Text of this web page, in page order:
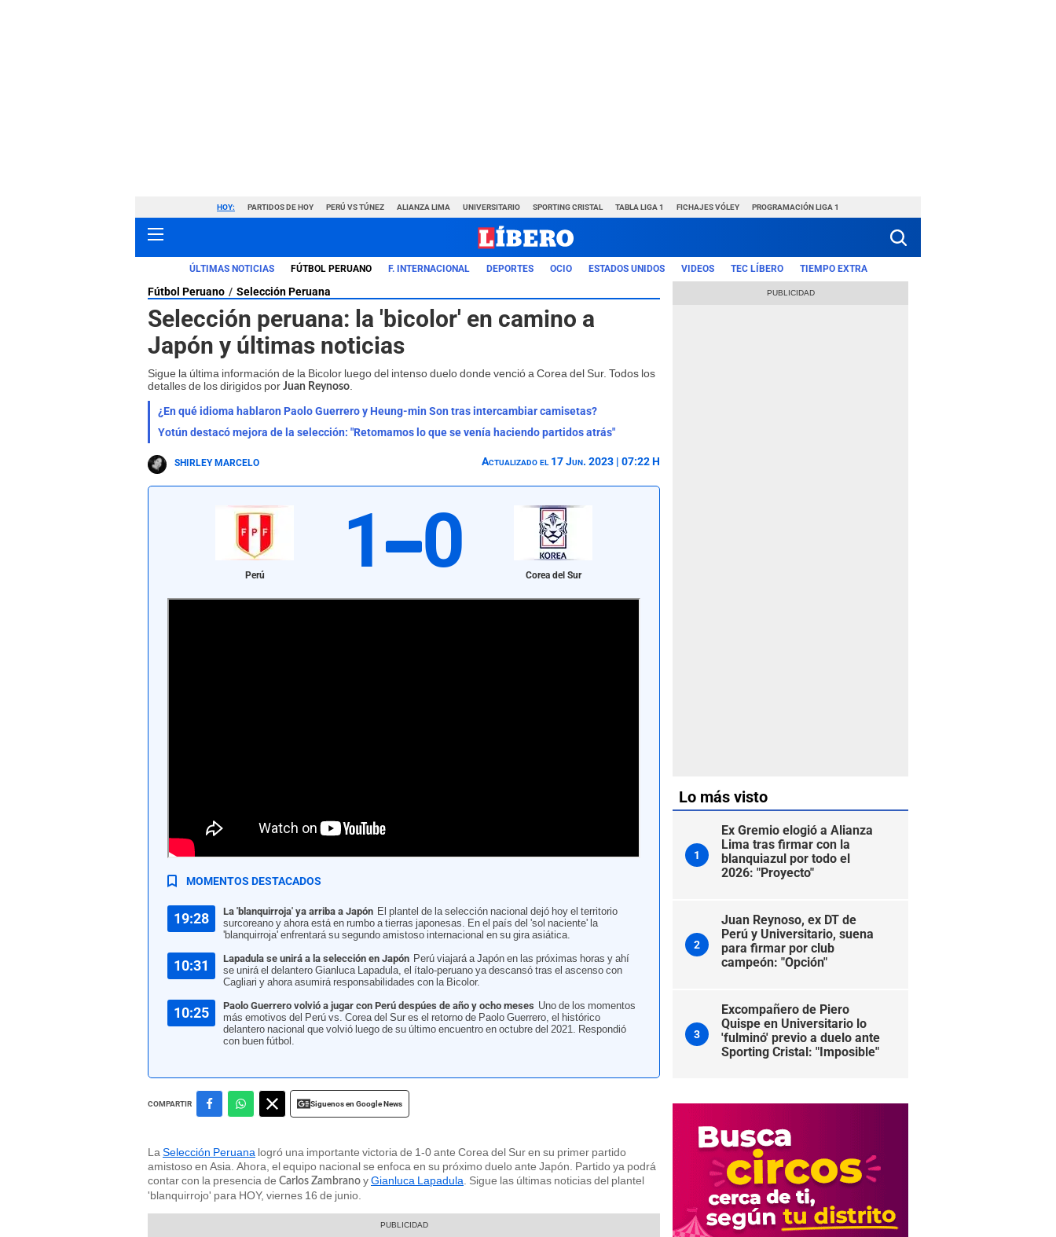
HOY: PARTIDOS DE HOY PERÚ VS TÚNEZ ALIANZA LIMA UNIVERSITARIO SPORTING CRISTAL TABLA LIGA 1 FICHAJES VÓLEY PROGRAMACIÓN LIGA 1
ÚLTIMAS NOTICIAS FÚTBOL PERUANO F. INTERNACIONAL DEPORTES OCIO ESTADOS UNIDOS VIDEOS TEC LÍBERO TIEMPO EXTRA
Fútbol Peruano Selección Peruana
Selección peruana: la 'bicolor' en camino a
Japón y últimas noticias
Sigue la última información de la Bicolor luego del intenso duelo donde venció a Corea del Sur. Todos los
detalles de los dirigidos por Juan Reynoso
¿En qué idioma hablaron Paolo Guerrero y Heung-min Son tras intercambiar camisetas?
Yotún destacó mejora de la selección: "Retomamos lo que se venía haciendo partidos atrás"
SHIRLEY MARCELO Actualizado el 17 Jun. 2023 | 07:22 H
Perú 1 0 Corea del Sur
Perú vs. Corea del Sur en amistoso FIFA | Foto: FPF
MOMENTOS DESTACADOS
19:28 La 'blanquirroja' ya arriba a Japón El plantel de la selección nacional dejó hoy el territorio
surcoreano y ahora está en rumbo a tierras japonesas. En el país del 'sol naciente' la
'blanquirroja' enfrentará su segundo amistoso internacional en su gira asiática.
10:31 Lapadula se unirá a la selección en Japón Perú viajará a Japón en las próximas horas y ahí
se unirá el delantero Gianluca Lapadula, el ítalo-peruano ya descansó tras el ascenso con
Cagliari y ahora asumirá responsabilidades con la Bicolor.
10:25 Paolo Guerrero volvió a jugar con Perú despúes de año y ocho meses Uno de los momentos
más emotivos del Perú vs. Corea del Sur es el retorno de Paolo Guerrero, el histórico
delantero nacional que volvió luego de su último encuentro en octubre del 2021. Respondió
con buen fútbol.
COMPARTIR Siguenos en Google News
LaSelección Peruana logró una importante victoria de 1-0 ante Corea del Sur en su primer partido
amistoso en Asia. Ahora, el equipo nacional se enfoca en su próximo duelo ante Japón. Partido ya podrá
contar con la presencia de Carlos Zambrano yGianluca Lapadula. Sigue las últimas noticias del plantel
'blanquirrojo' para HOY, viernes 16 de junio.
Lo más visto
1
Ex Gremio elogió a Alianza
Lima tras firmar con la
blanquiazul por todo el
2026: "Proyecto"
2
Juan Reynoso, ex DT de
Perú y Universitario, suena
para firmar por club
campeón: "Opción"
3
Excompañero de Piero
Quispe en Universitario lo
'fulminó' previo a duelo ante
Sporting Cristal: "Imposible"